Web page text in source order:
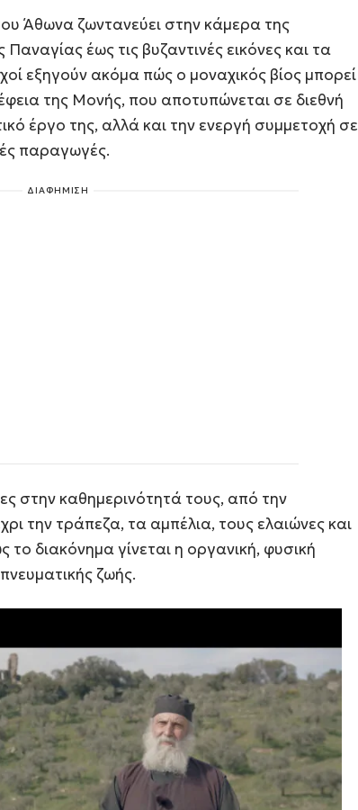
Άθωνα ζωντανεύει στην κάμερα της
έως τις βυζαντινές εικόνες και τα
εξηγούν ακόμα πώς ο μοναχικός βίος μπορεί
της Μονής, που αποτυπώνεται σε διεθνή
έργο της, αλλά και την ενεργή συμμετοχή σε
παραγωγές.
ΔΙΑΦΗΜΙΣΗ
στην καθημερινότητά τους, από την
την τράπεζα, τα αμπέλια, τους ελαιώνες και
διακόνημα γίνεται η οργανική, φυσική
ζωής.